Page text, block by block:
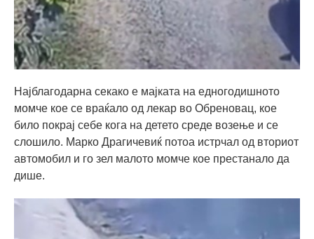
Најблагодарна секако е мајката на едногодишното
момче кое се враќало од лекар во Обреновац, кое
било покрај себе кога на детето среде возење и се
слошило. Марко Драгичевиќ потоа истрчал од вториот
автомобил и го зел малото момче кое престанало да
дише.